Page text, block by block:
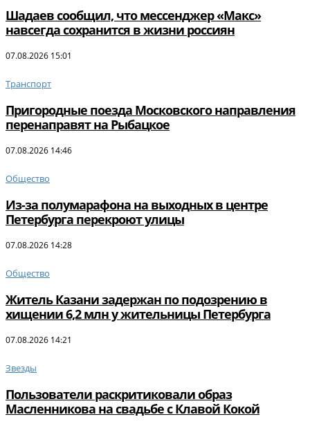
Шадаев сообщил, что мессенджер «Макс»
навсегда сохранится в жизни россиян
07.08.2026 15:01
Транспорт
Пригородные поезда Московского направления
перенаправят на Рыбацкое
07.08.2026 14:46
Общество
Из-за полумарафона на выходных в центре
Петербурга перекроют улицы
07.08.2026 14:28
Общество
Житель Казани задержан по подозрению в
хищении 6,2 млн у жительницы Петербурга
07.08.2026 14:21
Звезды
Пользователи раскритиковали образ
Масленникова на свадьбе с Клавой Кокой